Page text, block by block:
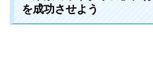
を成功させよう